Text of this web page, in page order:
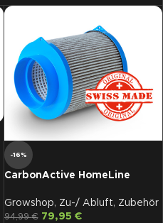
-16%
CarbonActive HomeLine
Growshop, Zu-/ Abluft, Zubehör
94,99€ 79,95 €